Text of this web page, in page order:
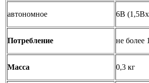
автономное 6В
Потребление не более
Масса 0,3 кг